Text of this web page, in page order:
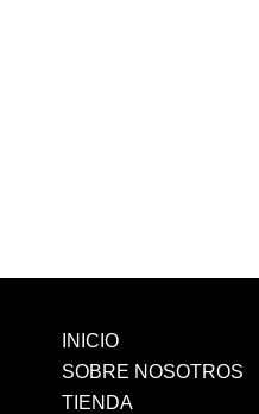
INICIO
SOBRE NOSOTROS
TIENDA